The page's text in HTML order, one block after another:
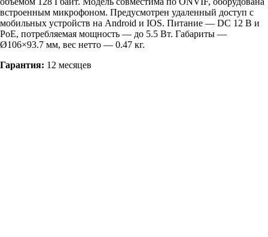
встроенным микрофоном. Предусмотрен удаленный доступ с
мобильных устройств на Android и IOS. Питание — DC 12 В и
РоЕ, потребляемая мощность — до 5.5 Вт. Габариты —
Ø106×93.7 мм, вес нетто — 0.47 кг.
Гарантия: 12 месяцев